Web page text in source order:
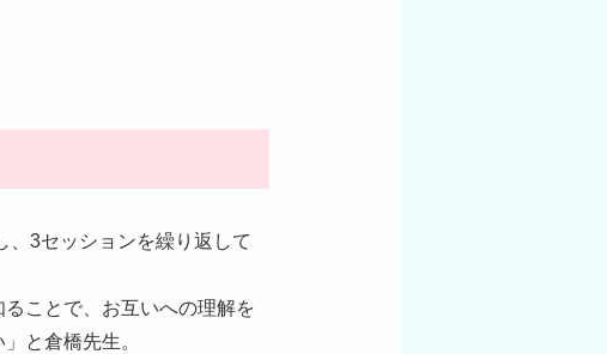
、3セッションを繰り返して
ことで、お互いへの理解を
と倉橋先生。